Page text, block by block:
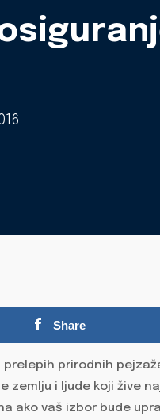
Share
prirodnih
zemlju i ljude koji žive
ako vaš izbor bude